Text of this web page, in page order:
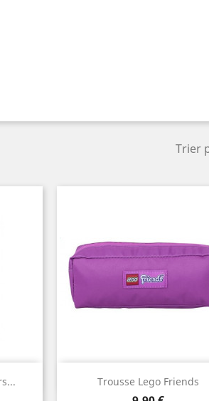
Trier
Trousse Lego Friends
Aperçu rapide